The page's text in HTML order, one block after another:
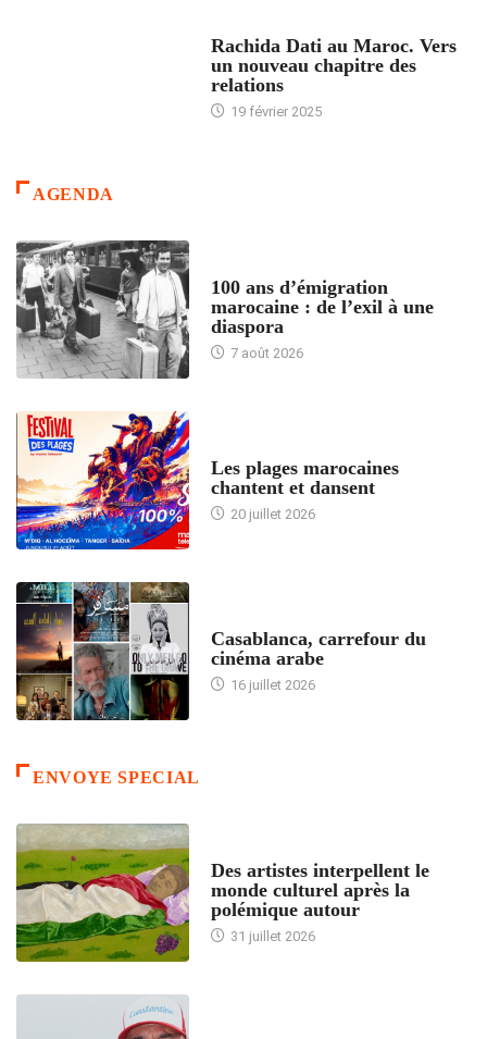
Rachida Dati au Maroc. Vers
un nouveau chapitre des
relations
19 février 2025
AGENDA
100 ans d’émigration
marocaine : de l’exil à une
diaspora
7 août 2026
Les plages marocaines
chantent et dansent
20 juillet 2026
Casablanca, carrefour du
cinéma arabe
16 juillet 2026
ENVOYE SPECIAL
Des artistes interpellent le
monde culturel après la
polémique autour
31 juillet 2026